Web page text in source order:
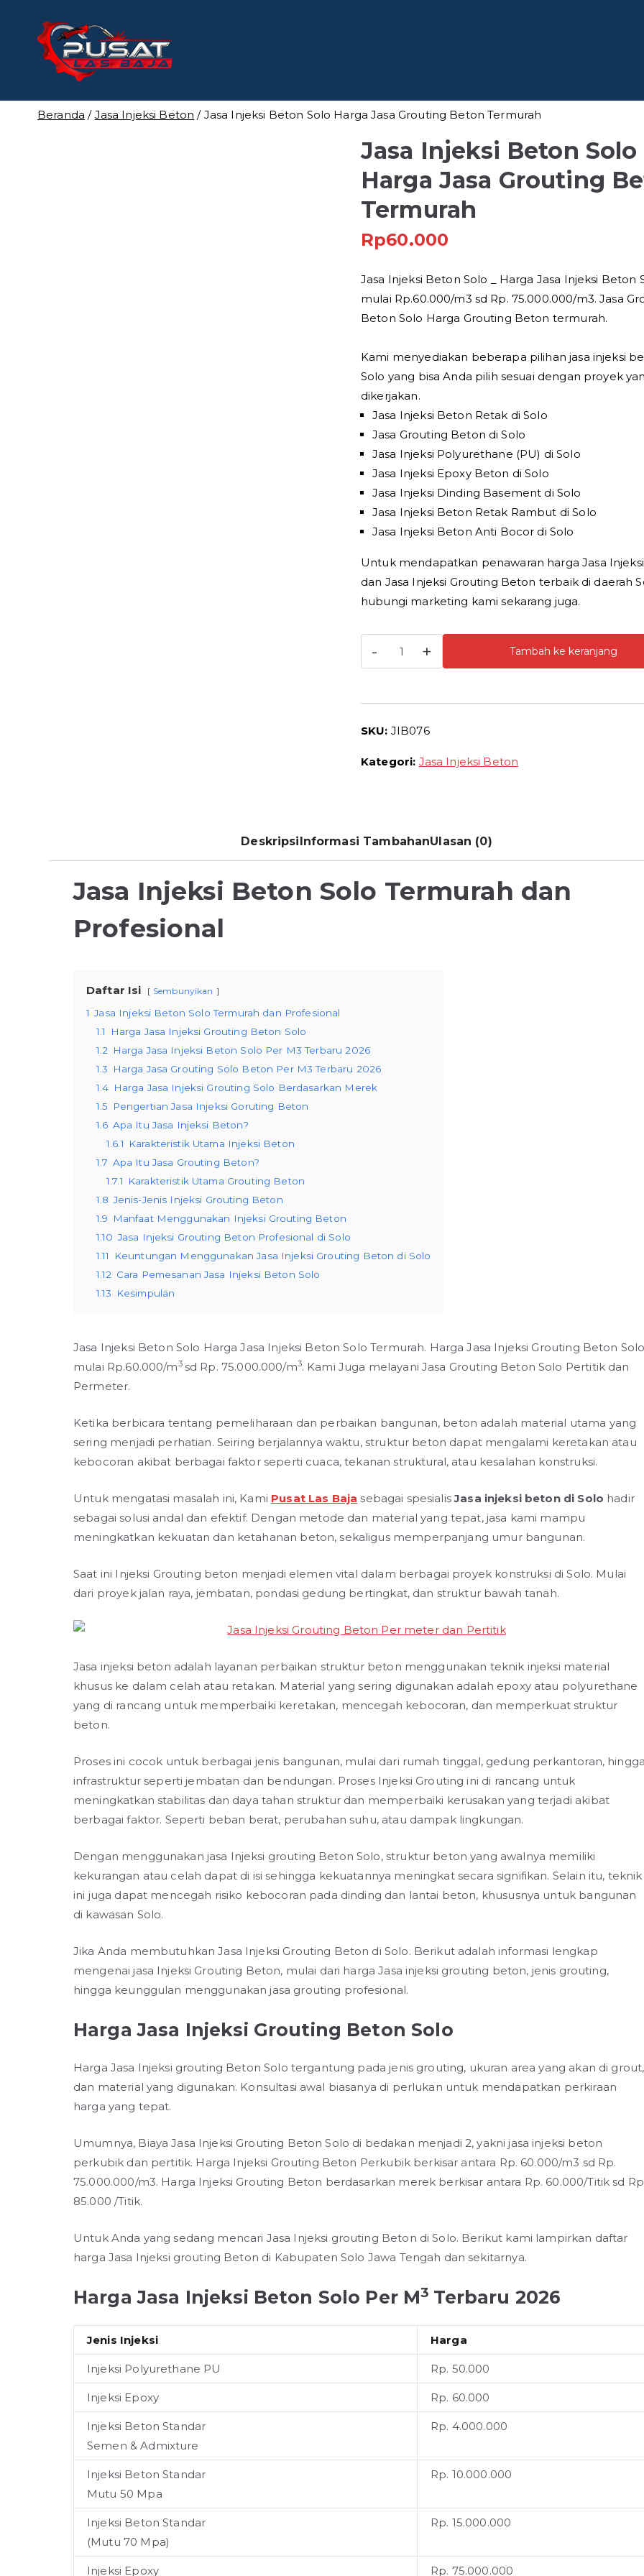
Beranda / Jasa Injeksi Beton / Jasa Injeksi Beton Solo Harga Jasa Grouting Beton Termurah
Jasa Injeksi Beton Solo
Harga Jasa Grouting
Termurah
Rp60.000
Jasa Injeksi Beton Solo _ Harga Jasa Injeksi Beton
mulai Rp.60.000/m3 sd Rp. 75.000.000/m3. Jasa
Beton Solo Harga Grouting Beton termurah.
Kami menyediakan beberapa pilihan jasa injeksi
Solo yang bisa Anda pilih sesuai dengan proyek
dikerjakan.
Jasa Injeksi Beton Retak di Solo
Jasa Grouting Beton di Solo
Jasa Injeksi Polyurethane (PU) di Solo
Jasa Injeksi Epoxy Beton di Solo
Jasa Injeksi Dinding Basement di Solo
Jasa Injeksi Beton Retak Rambut di Solo
Jasa Injeksi Beton Anti Bocor di Solo
Untuk mendapatkan penawaran harga Jasa
dan Jasa Injeksi Grouting Beton terbaik di daerah
hubungi marketing kami sekarang juga.
-
Beton
Jasa
+ Tambah ke keranjang
SKU: JIB076
Kategori: Jasa Injeksi Beton
DeskripsiInformasi TambahanUlasan (0)
Jasa Injeksi Beton Solo Termurah dan
Profesional
Daftar Isi Sembunyikan
1 Jasa Injeksi Beton Solo Termurah dan Profesional
1.1
Harga Jasa Injeksi Grouting Beton Solo
1.2
Harga Jasa Injeksi Beton Solo Per M3 Terbaru 2026
1.3
Harga Jasa Grouting Solo Beton Per M3 Terbaru 2026
1.4 Harga Jasa Injeksi Grouting Solo Berdasarkan Merek
1.5
Pengertian Jasa Injeksi Goruting Beton
1.6 Apa Itu Jasa Injeksi Beton?
1.6.1
Karakteristik Utama Injeksi Beton
1.7 Apa Itu Jasa Grouting Beton?
1.7.1
Karakteristik Utama Grouting Beton
1.8 Jenis-Jenis Injeksi Grouting Beton
1.9
Manfaat Menggunakan Injeksi Grouting Beton
1.10 Jasa Injeksi Grouting Beton Profesional di Solo
1.11
Keuntungan Menggunakan Jasa Injeksi Grouting Beton di Solo
1.12 Cara Pemesanan Jasa Injeksi Beton Solo
1.13
Kesimpulan
Jasa Injeksi Beton Solo Harga Jasa Injeksi Beton Solo Termurah. Harga Jasa Injeksi Grouting Beton
mulai Rp.60.000/m3 sd Rp. 75.000.000/m3. Kami Juga melayani Jasa Grouting Beton Solo Pertitik dan
Permeter.
Ketika berbicara tentang pemeliharaan dan perbaikan bangunan, beton adalah material utama yang
sering menjadi perhatian. Seiring berjalannya waktu, struktur beton dapat mengalami keretakan atau
kebocoran akibat berbagai faktor seperti cuaca, tekanan struktural, atau kesalahan konstruksi.
Untuk mengatasi masalah ini, Kami Pusat Las Baja sebagai spesialisJasa injeksi beton di Solo hadir
sebagai solusi andal dan efektif. Dengan metode dan material yang tepat, jasa kami mampu
meningkatkan kekuatan dan ketahanan beton, sekaligus memperpanjang umur bangunan.
Saat ini Injeksi Grouting beton menjadi elemen vital dalam berbagai proyek konstruksi di Solo. Mulai
dari proyek jalan raya, jembatan, pondasi gedung bertingkat, dan struktur bawah tanah.
Jasa injeksi beton adalah layanan perbaikan struktur beton menggunakan teknik injeksi material
khusus ke dalam celah atau retakan. Material yang sering digunakan adalah epoxy atau polyurethane
yang di rancang untuk memperbaiki keretakan, mencegah kebocoran, dan memperkuat struktur
beton.
Proses ini cocok untuk berbagai jenis bangunan, mulai dari rumah tinggal, gedung perkantoran,
infrastruktur seperti jembatan dan bendungan. Proses Injeksi Grouting ini di rancang untuk
meningkatkan stabilitas dan daya tahan struktur dan memperbaiki kerusakan yang terjadi akibat
berbagai faktor. Seperti beban berat, perubahan suhu, atau dampak lingkungan.
Dengan menggunakan jasa Injeksi grouting Beton Solo, struktur beton yang awalnya memiliki
kekurangan atau celah dapat di isi sehingga kekuatannya meningkat secara signifikan. Selain itu, teknik
ini juga dapat mencegah risiko kebocoran pada dinding dan lantai beton, khususnya untuk bangunan
di kawasan Solo.
Jika Anda membutuhkan Jasa Injeksi Grouting Beton di Solo. Berikut adalah informasi lengkap
mengenai jasa Injeksi Grouting Beton, mulai dari harga Jasa injeksi grouting beton, jenis grouting,
hingga keunggulan menggunakan jasa grouting profesional.
Harga Jasa Injeksi Grouting Beton Solo
Harga Jasa Injeksi grouting Beton Solo tergantung pada jenis grouting, ukuran area yang akan di grout,
dan material yang digunakan. Konsultasi awal biasanya di perlukan untuk mendapatkan perkiraan
harga yang tepat.
Umumnya, Biaya Jasa Injeksi Grouting Beton Solo di bedakan menjadi 2, yakni jasa injeksi beton
perkubik dan pertitik. Harga Injeksi Grouting Beton Perkubik berkisar antara Rp. 60.000/m3 sd Rp.
75.000.000/m3. Harga Injeksi Grouting Beton berdasarkan merek berkisar antara Rp. 60.000/Titik sd
85.000 /Titik.
Untuk Anda yang sedang mencari Jasa Injeksi grouting Beton di Solo. Berikut kami lampirkan daftar
harga Jasa Injeksi grouting Beton di Kabupaten Solo Jawa Tengah dan sekitarnya.
Harga Jasa Injeksi Beton Solo Per M3 Terbaru 2026
Jenis Injeksi Harga
Injeksi Polyurethane PU Rp. 50.000
Injeksi Epoxy Rp. 60.000
Injeksi Beton Standar
Semen & Admixture
Rp. 4.000.000
Injeksi Beton Standar
Mutu 50 Mpa
Rp. 10.000.000
Injeksi Beton Standar
(Mutu 70 Mpa)
Rp. 15.000.000
Injeksi Epoxy Rp. 75.000.000